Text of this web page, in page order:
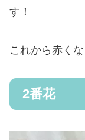
す！
これから赤く
2番花